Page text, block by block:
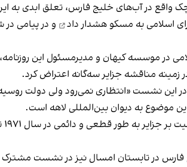
واقع در آب‌های خلیج فارس، تعلق ابدی به
اسلامی به مسکوهشدار داد
و در پیامی
در موسسه کیهان و مدیرمسئول این
مناقشه جزایر سه‌گانه اعتراض کرد.
این نشست «انتظاری نمی‌رود ولی دولت
موضوع به دیوان بین‌المللی لاهه است.
در تابستان امسال نیز در نشست مشترک